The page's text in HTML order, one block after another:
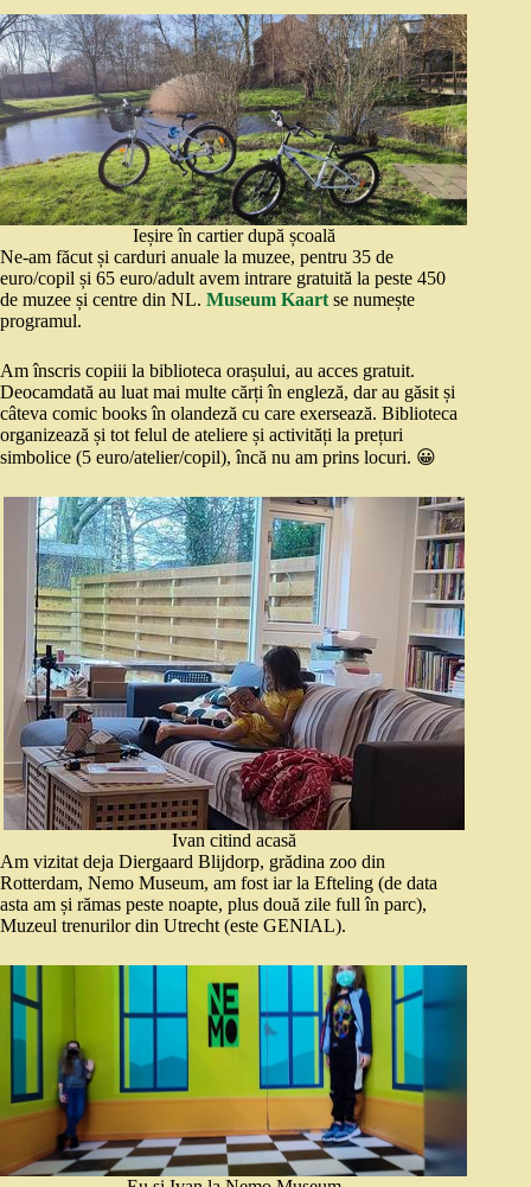
Ieșire în cartier după școală
Ne-am făcut și carduri anuale la muzee, pentru 35 de
euro/copil și 65 euro/adult avem intrare gratuită la peste 450
de muzee și centre din NL. Museum Kaart se numește
programul.
Am înscris copiii la biblioteca orașului, au acces gratuit.
Deocamdată au luat mai multe cărți în engleză, dar au găsit și
câteva comic books în olandeză cu care exersează. Biblioteca
organizează și tot felul de ateliere și activități la prețuri
simbolice (5 euro/atelier/copil), încă nu am prins locuri. 😀
Ivan citind acasă
Am vizitat deja Diergaard Blijdorp, grădina zoo din
Rotterdam, Nemo Museum, am fost iar la Efteling (de data
asta am și rămas peste noapte, plus două zile full în parc),
Muzeul trenurilor din Utrecht (este GENIAL).